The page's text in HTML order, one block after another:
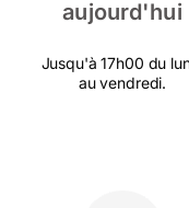
aujourd'hui
Jusqu'à 17h00 du
au vendredi.